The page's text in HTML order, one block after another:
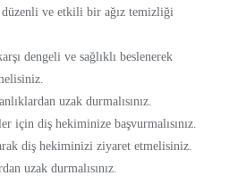
düzenli ve etkili bir ağız temizliği
dengeli ve sağlıklı beslenerek
uzak durmalısınız.
için diş hekiminize başvurmalısınız.
diş hekiminizi ziyaret etmelisiniz.
uzak durmalısınız.